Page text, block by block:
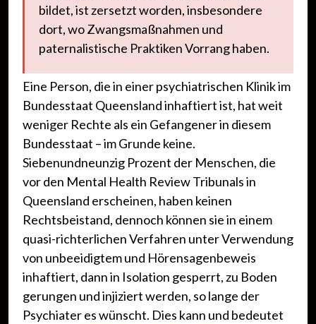
bildet, ist zersetzt worden, insbesondere
dort, wo Zwangsmaßnahmen und
paternalistische Praktiken Vorrang haben.
Eine Person, die in einer psychiatrischen Klinik im
Bundesstaat Queensland inhaftiert ist, hat weit
weniger Rechte als ein Gefangener in diesem
Bundesstaat – im Grunde keine.
Siebenundneunzig Prozent der Menschen, die
vor den Mental Health Review Tribunals in
Queensland erscheinen, haben keinen
Rechtsbeistand, dennoch können sie in einem
quasi-richterlichen Verfahren unter Verwendung
von unbeeidigtem und Hörensagenbeweis
inhaftiert, dann in Isolation gesperrt, zu Boden
gerungen und injiziert werden, so lange der
Psychiater es wünscht. Dies kann und bedeutet